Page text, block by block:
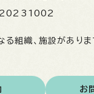
組織、施設があり
お